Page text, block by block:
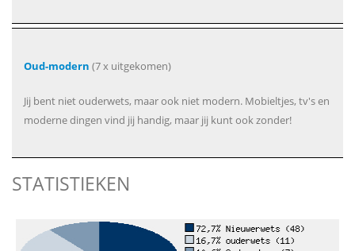
Oud-modern (7 x uitgekomen)
Jij bent niet ouderwets, maar ook niet modern. Mobieltjes, tv's en
moderne dingen vind jij handig, maar jij kunt ook zonder!
STATISTIEKEN